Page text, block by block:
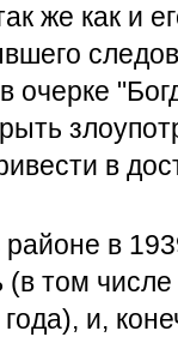
же как и
очерке
в
в
(в том
и,